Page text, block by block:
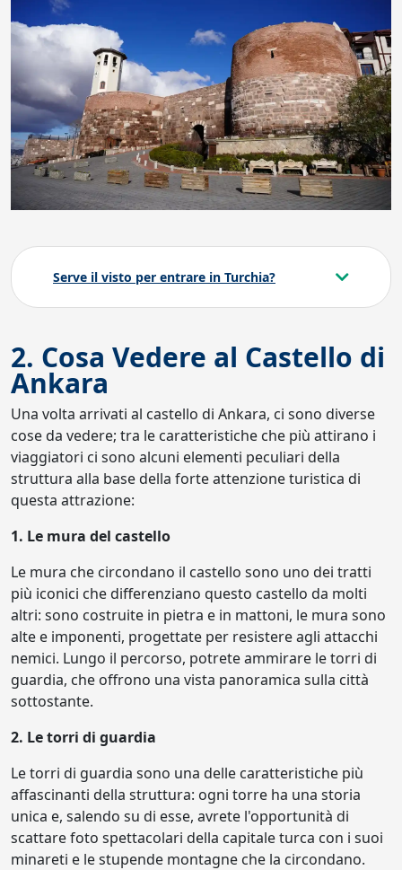
Serve il visto per entrare in Turchia?
2. Cosa Vedere al Castello di
Ankara
Una volta arrivati al castello di Ankara, ci sono diverse
cose da vedere; tra le caratteristiche che più attirano i
viaggiatori ci sono alcuni elementi peculiari della
struttura alla base della forte attenzione turistica di
questa attrazione:
1. Le mura del castello
Le mura che circondano il castello sono uno dei tratti
più iconici che differenziano questo castello da molti
altri: sono costruite in pietra e in mattoni, le mura sono
alte e imponenti, progettate per resistere agli attacchi
nemici. Lungo il percorso, potrete ammirare le torri di
guardia, che offrono una vista panoramica sulla città
sottostante.
2. Le torri di guardia
Le torri di guardia sono una delle caratteristiche più
affascinanti della struttura: ogni torre ha una storia
unica e, salendo su di esse, avrete l'opportunità di
scattare foto spettacolari della capitale turca con i suoi
minareti e le stupende montagne che la circondano.